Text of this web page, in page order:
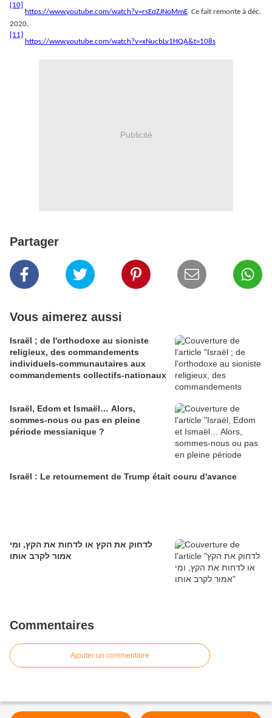
[10]
https://www.youtube.com/watch?v=rsEqZJNoMmE Ce fait remonte à déc.
2020.
[11]
https://www.youtube.com/watch?v=xNucbLv1HQA&t=108s
Publicité
Partager
Vous aimerez aussi
Israël ; de l'orthodoxe au sioniste
religieux, des commandements
individuels-communautaires aux
commandements collectifs-nationaux
Israël, Edom et Ismaël… Alors,
sommes-nous ou pas en pleine
période messianique ?
Israël : Le retournement de Trump était couru d'avance
לדחוק את הקץ או לדחות את הקץ, ומי
אמור לקרב אותו
Commentaires
Ajouter un commentaire